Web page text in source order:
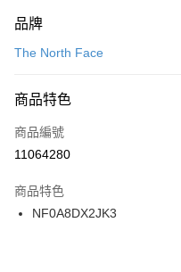
台灣樂天信用卡公司
【關於「AFTEE先享後付」】
便利好安心！
３．安心：先確認商品／服務後，
【「AFTEE先享後付」結帳流程】
１．於結帳方式選擇「AFTEE先
２．訂單成立數日內，您將收到繳
３．收到繳費通知簡訊後14天內
ATM／網路銀行／等多元方式進
運送方式
每筆NT$100，滿NT$1,500(含
宅配
每筆NT$100，滿NT$1,500(含
付款後門市自取
每筆NT$100，滿NT$1,500(
品牌
The North Face
商品特色
商品編號
11064280
商品特色
NF0A8DX2JK3